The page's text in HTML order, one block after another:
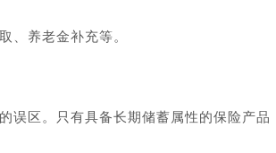
、养老金补充等。
误区。只有具备长期储蓄属性的保险产品